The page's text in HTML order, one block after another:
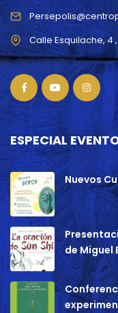
ESPECIAL
Nuevos
de Miguel